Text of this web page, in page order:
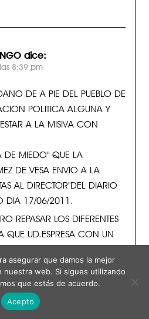
dice:
8:39 pm
DE A PIE DEL PUEBLO DE
POLITICA ALGUNA Y
A LA MISIVA CON
DE MIEDO" QUE LA
DE VESA ENVIO A LA
AL DIRECTOR"DEL DIARIO
DIA 17/06/2011.
REPASAR LOS DIFERENTES
QUE UD.ESPRESA CON UN
PIEL DE OVEJA".
DE LA SENSACION DE
DE ZALLA".¿CUANTOS
NOS CEÑIMOS A LOS
asegurar que damos la mejor
nuestra web. Si sigues utilizando
que estás de acuerdo.
Acepto